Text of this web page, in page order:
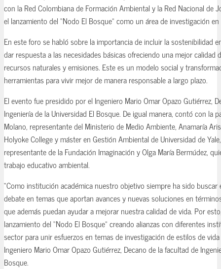
con la Red Colombiana de Formación Ambiental y la Red Nacional de
el lanzamiento del “Nodo El Bosque” como un área de investigación
En este foro se habló sobre la importancia de incluir la sostenibilidad
dar respuesta a las necesidades básicas ofreciendo una mejor calidad
recursos naturales y emisiones. Este es un modelo social y
herramientas para vivir mejor de manera responsable a largo plazo.
El evento fue presidido por el Ingeniero Mario Omar Opazo Gutiérrez,
Ingeniería de la Universidad El Bosque. De igual manera, contó con la
Molano, representante del Ministerio de Medio Ambiente, Anamaría
Holyoke College y máster en Gestión Ambiental de Universidad de
representante de la Fundación Imaginación y Olga María Bermúdez,
trabajo educativo ambiental.
“Como institución académica nuestro objetivo siempre ha sido
debate en temas que aportan avances y nuevas soluciones en
que además puedan ayudar a mejorar nuestra calidad de vida. Por
lanzamiento del “Nodo El Bosque” creando alianzas con diferentes
sector para unir esfuerzos en temas de investigación de estilos de
Ingeniero Mario Omar Opazo Gutiérrez, Decano de la facultad de
Bosque.